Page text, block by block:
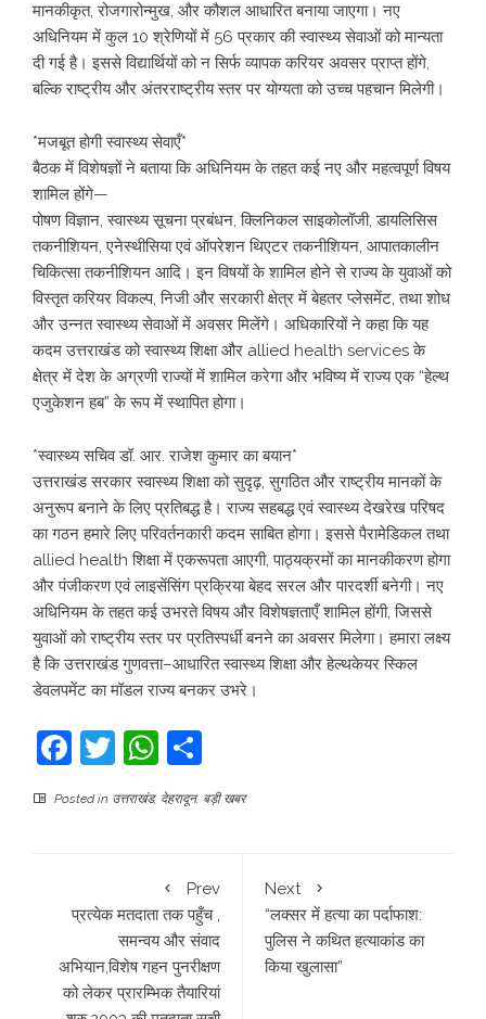
मानकीकृत, रोजगारोन्मुख, और कौशल आधारित बनाया जाएगा। नए
अधिनियम में कुल 10 श्रेणियों में 56 प्रकार की स्वास्थ्य सेवाओं को मान्यता
दी गई है। इससे विद्यार्थियों को न सिर्फ व्यापक करियर अवसर प्राप्त होंगे,
बल्कि राष्ट्रीय और अंतरराष्ट्रीय स्तर पर योग्यता को उच्च पहचान मिलेगी।
*मजबूत होगी स्वास्थ्य सेवाएँ*
बैठक में विशेषज्ञों ने बताया कि अधिनियम के तहत कई नए और महत्वपूर्ण विषय
शामिल होंगे—
पोषण विज्ञान, स्वास्थ्य सूचना प्रबंधन, क्लिनिकल साइकोलॉजी, डायलिसिस
तकनीशियन, एनेस्थीसिया एवं ऑपरेशन थिएटर तकनीशियन, आपातकालीन
चिकित्सा तकनीशियन आदि। इन विषयों के शामिल होने से राज्य के युवाओं को
विस्तृत करियर विकल्प, निजी और सरकारी क्षेत्र में बेहतर प्लेसमेंट, तथा शोध
और उन्नत स्वास्थ्य सेवाओं में अवसर मिलेंगे। अधिकारियों ने कहा कि यह
कदम उत्तराखंड को स्वास्थ्य शिक्षा और allied health services के
क्षेत्र में देश के अग्रणी राज्यों में शामिल करेगा और भविष्य में राज्य एक “हेल्थ
एजुकेशन हब” के रूप में स्थापित होगा।
*स्वास्थ्य सचिव डॉ. आर. राजेश कुमार का बयान*
उत्तराखंड सरकार स्वास्थ्य शिक्षा को सुदृढ़, सुगठित और राष्ट्रीय मानकों के
अनुरूप बनाने के लिए प्रतिबद्ध है। राज्य सहबद्ध एवं स्वास्थ्य देखरेख परिषद
का गठन हमारे लिए परिवर्तनकारी कदम साबित होगा। इससे पैरामेडिकल तथा
allied health शिक्षा में एकरूपता आएगी, पाठ्यक्रमों का मानकीकरण होगा
और पंजीकरण एवं लाइसेंसिंग प्रक्रिया बेहद सरल और पारदर्शी बनेगी। नए
अधिनियम के तहत कई उभरते विषय और विशेषज्ञताएँ शामिल होंगी, जिससे
युवाओं को राष्ट्रीय स्तर पर प्रतिस्पर्धी बनने का अवसर मिलेगा। हमारा लक्ष्य
है कि उत्तराखंड गुणवत्ता–आधारित स्वास्थ्य शिक्षा और हेल्थकेयर स्किल
डेवलपमेंट का मॉडल राज्य बनकर उभरे।
Facebook
TwitterWhatsApp
Posted in उत्तराखंड, देहरादून, बड़ी खबर
Prev
प्रत्येक मतदाता तक पहुँच ,
समन्वय और संवाद
अभियान,विशेष गहन पुनरीक्षण
को लेकर प्रारम्भिक तैयारियां
Next
“लक्सर में हत्या का पर्दाफाश:
पुलिस ने कथित हत्याकांड का
किया खुलासा”